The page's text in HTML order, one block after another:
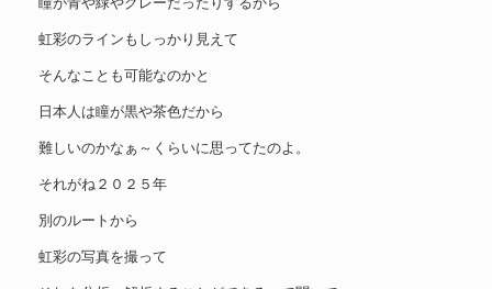
虹彩のラインもしっかり見えて
そんなことも可能なのかと
日本人は瞳が黒や茶色だから
難しいのかなぁ～くらいに思ってたのよ。
それがね２０２５年
別のルートから
虹彩の写真を撮って